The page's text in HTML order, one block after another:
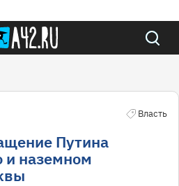
Власть
Путина
и наземном